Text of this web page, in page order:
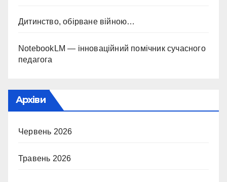
Дитинство, обірване війною…
NotebookLM — інноваційний помічник сучасного
педагога
Архіви
Червень 2026
Травень 2026